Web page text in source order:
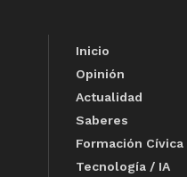
Inicio
Opinión
Actualidad
Saberes
Formación Cívica
Tecnología / IA